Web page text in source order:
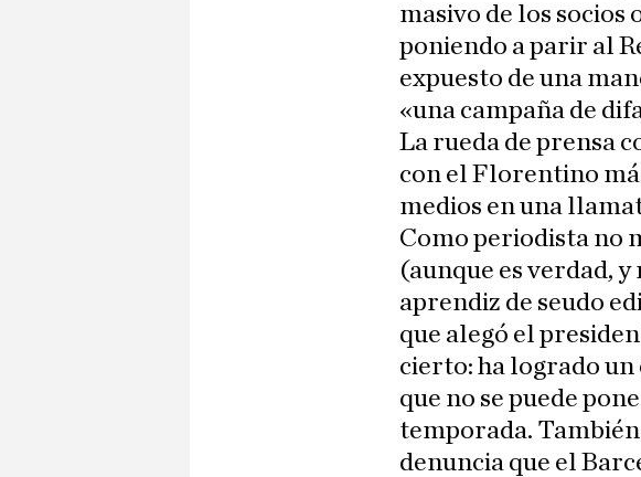
masivo de los socios
poniendo a parir al
expuesto de una
«una campaña de
La rueda de prensa
con el Florentino
medios en una
Como periodista no
(aunque es verdad,
aprendiz de seudo
que alegó el
cierto: ha logrado
que no se puede
temporada.
denuncia que el